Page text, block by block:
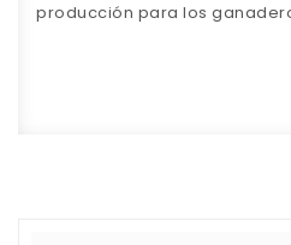
producción para los